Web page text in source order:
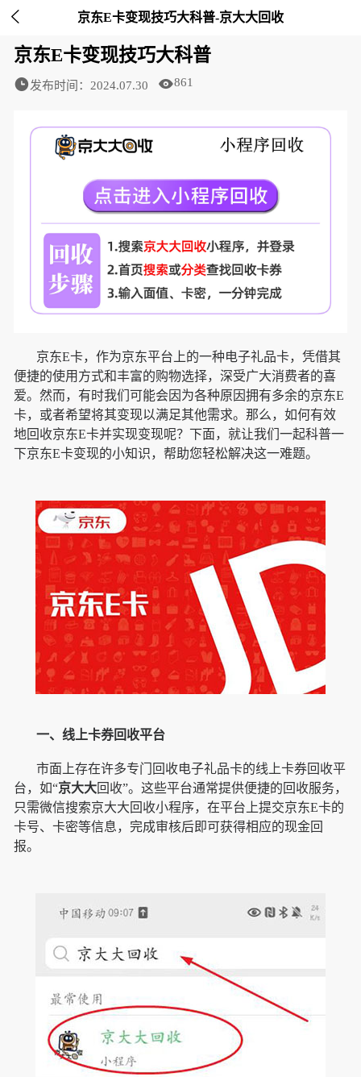
 京东E卡变现技巧大科普-京大大回收
京东E卡变现技巧大科普
发布时间：2024.07.30 861
京东E卡，作为京东平台上的一种电子礼品卡，凭借其
便捷的使用方式和丰富的购物选择，深受广大消费者的喜
爱。然而，有时我们可能会因为各种原因拥有多余的京东E
卡，或者希望将其变现以满足其他需求。那么，如何有效
地回收京东E卡并实现变现呢？下面，就让我们一起科普一
下京东E卡变现的小知识，帮助您轻松解决这一难题。
一、线上卡券回收平台
市面上存在许多专门回收电子礼品卡的线上卡券回收平
台，如“京大大回收”。这些平台通常提供便捷的回收服务，
只需微信搜索京大大回收小程序，在平台上提交京东E卡的
卡号、卡密等信息，完成审核后即可获得相应的现金回
报。